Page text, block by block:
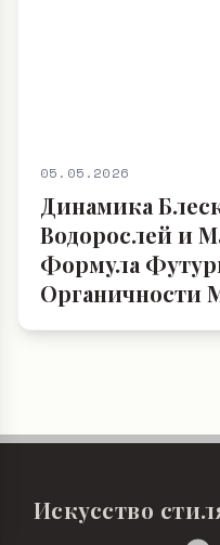
05.05.2026
Динамика
Водорослей и
Формула
Органичности
Искусство